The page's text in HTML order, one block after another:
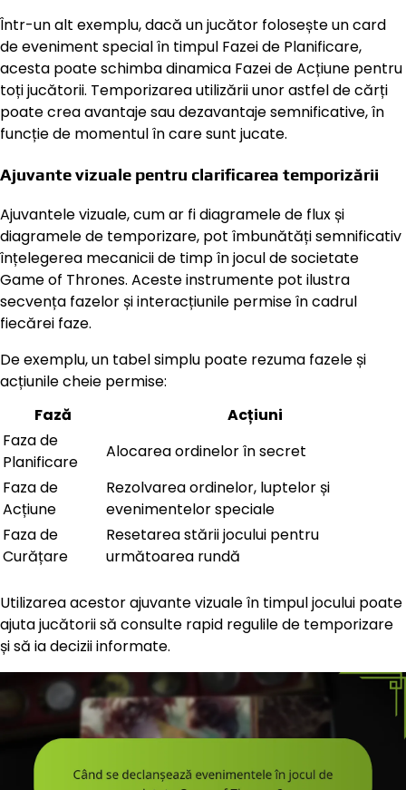
Într-un alt exemplu, dacă un jucător folosește un card
de eveniment special în timpul Fazei de Planificare,
acesta poate schimba dinamica Fazei de Acțiune pentru
toți jucătorii. Temporizarea utilizării unor astfel de cărți
poate crea avantaje sau dezavantaje semnificative, în
funcție de momentul în care sunt jucate.
Ajuvante vizuale pentru clarificarea temporizării
Ajuvantele vizuale, cum ar fi diagramele de flux și
diagramele de temporizare, pot îmbunătăți semnificativ
înțelegerea mecanicii de timp în jocul de societate
Game of Thrones. Aceste instrumente pot ilustra
secvența fazelor și interacțiunile permise în cadrul
fiecărei faze.
De exemplu, un tabel simplu poate rezuma fazele și
acțiunile cheie permise:
Fază
Acțiuni
Faza de
Planificare
Alocarea ordinelor în secret
Faza de
Acțiune
Rezolvarea ordinelor, luptelor și
evenimentelor speciale
Faza de
Curățare
Resetarea stării jocului pentru
următoarea rundă
Utilizarea acestor ajuvante vizuale în timpul jocului poate
ajuta jucătorii să consulte rapid regulile de temporizare
și să ia decizii informate.